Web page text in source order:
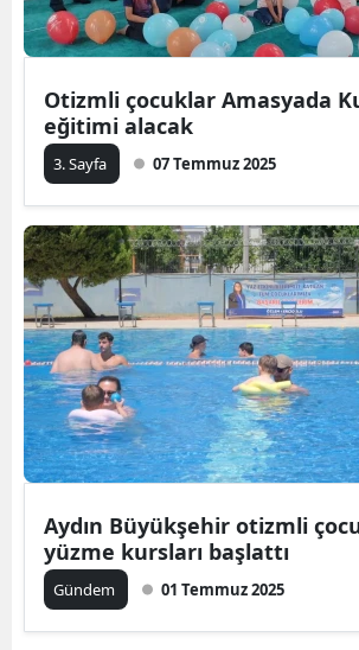
Otizmli çocuklar Amasyada
eğitimi alacak
3. Sayfa 07 Temmuz 2025
Aydın Büyükşehir otizmli
yüzme kursları başlattı
Gündem 01 Temmuz 2025